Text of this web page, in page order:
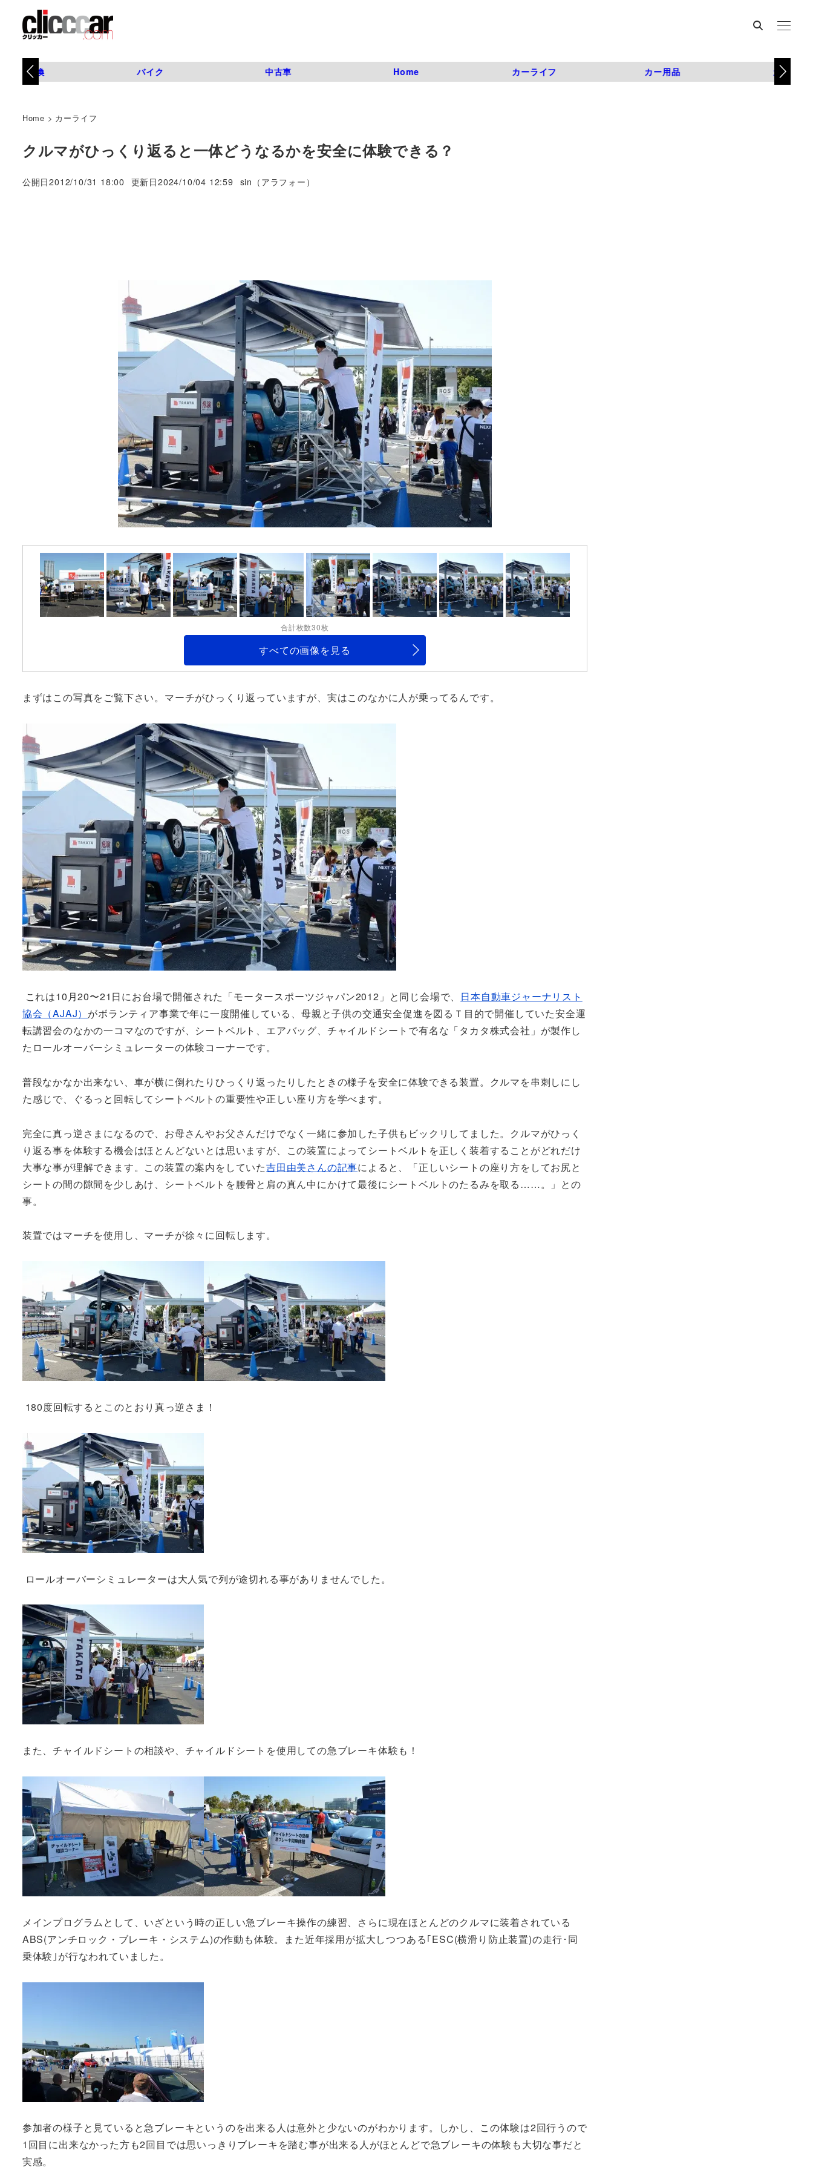
タイヤ交換 バイク 中古車 Home カーライフ カー用品 カスタム
Home > カーライフ
クルマがひっくり返ると一体どうなるかを安全に体験できる？
公開日2012/10/31 18:00 更新日2024/10/04 12:59 著
sin（アラフォー）
合計枚数30枚
すべての画像を見る
まずはこの写真をご覧下さい。マーチがひっくり返っていますが、実はこのなかに人が乗ってるんです。
これは10月20〜21日にお台場で開催された「モータースポーツジャパン2012」と同じ会場で、 日本自動車ジャーナリスト
協会（AJAJ） がボランティア事業で年に一度開催している、母親と子供の交通安全促進を図るＴ目的で開催していた安全運
転講習会のなかの一コマなのですが、シートベルト、エアバッグ、チャイルドシートで有名な「タカタ株式会社」が製作し
たロールオーバーシミュレーターの体験コーナーです。
普段なかなか出来ない、車が横に倒れたりひっくり返ったりしたときの様子を安全に体験できる装置。クルマを串刺しにし
た感じで、ぐるっと回転してシートベルトの重要性や正しい座り方を学べます。
完全に真っ逆さまになるので、お母さんやお父さんだけでなく一緒に参加した子供もビックリしてました。クルマがひっく
り返る事を体験する機会はほとんどないとは思いますが、この装置によってシートベルトを正しく装着することがどれだけ
大事な事が理解できます。この装置の案内をしていた吉田由美さんの記事によると、「正しいシートの座り方をしてお尻と
シートの間の隙間を少しあけ、シートベルトを腰骨と肩の真ん中にかけて最後にシートベルトのたるみを取る……。」との
事。
装置ではマーチを使用し、マーチが徐々に回転します。
180度回転するとこのとおり真っ逆さま！
ロールオーバーシミュレーターは大人気で列が途切れる事がありませんでした。
また、チャイルドシートの相談や、チャイルドシートを使用しての急ブレーキ体験も！
メインプログラムとして、いざという時の正しい急ブレーキ操作の練習、さらに現在ほとんどのクルマに装着されている
ABS(アンチロック・ブレーキ・システム)の作動も体験。また近年採用が拡大しつつある｢ESC(横滑り防止装置)の走行･同
乗体験｣が行なわれていました。
参加者の様子と見ていると急ブレーキというのを出来る人は意外と少ないのがわかります。しかし、この体験は2回行うので
1回目に出来なかった方も2回目では思いっきりブレーキを踏む事が出来る人がほとんどで急ブレーキの体験も大切な事だと
実感。